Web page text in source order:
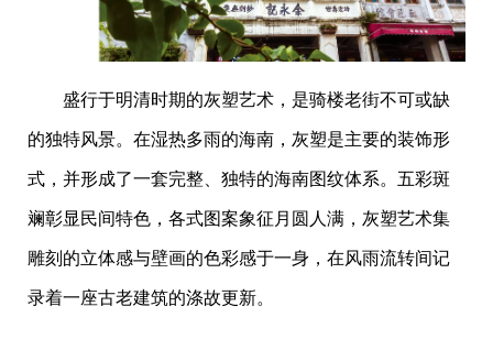
盛行于明清时期的灰塑艺术，是骑楼老街不可或缺
的独特风景。在湿热多雨的海南，灰塑是主要的装饰形
式，并形成了一套完整、独特的海南图纹体系。五彩斑
斓彰显民间特色，各式图案象征月圆人满，灰塑艺术集
雕刻的立体感与壁画的色彩感于一身，在风雨流转间记
录着一座古老建筑的涤故更新。